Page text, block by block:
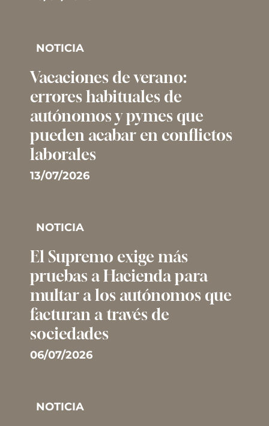
NOTICIA
Vacaciones de verano:
errores habituales de
autónomos y pymes que
pueden acabar en conflictos
laborales
13/07/2026
NOTICIA
El Supremo exige más
pruebas a Hacienda para
multar a los autónomos que
facturan a través de
sociedades
06/07/2026
NOTICIA